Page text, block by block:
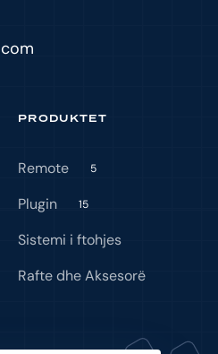
PRODUKTET
Remote 5
Plugin 15
Sistemi i ftohjes
Rafte dhe Aksesorë